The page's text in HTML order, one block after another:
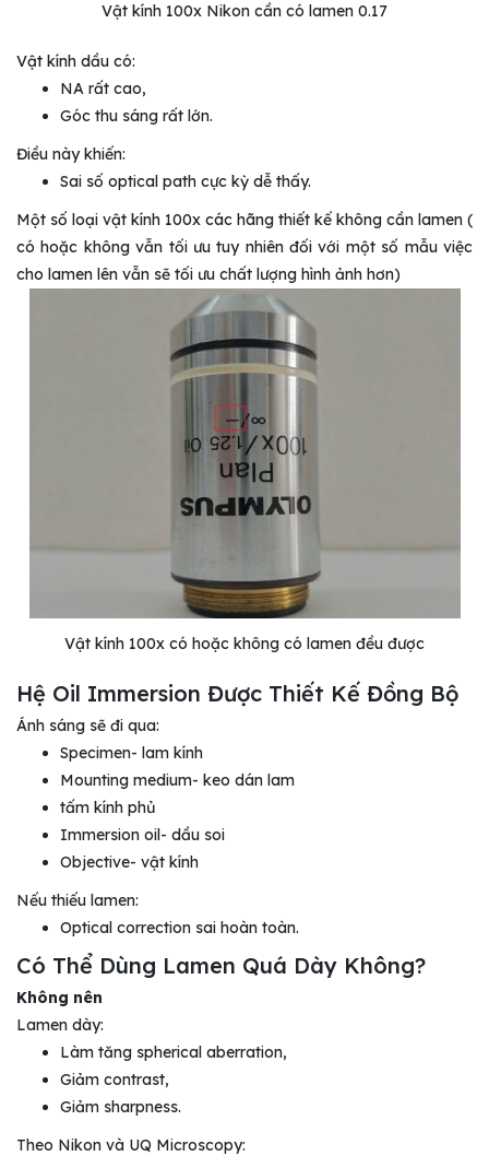
Vật kính 100x Nikon cần có lamen 0.17
Vật kính dầu có:
NA rất cao,
Góc thu sáng rất lớn.
Điều này khiến:
Sai số optical path cực kỳ dễ thấy.
Một số loại vật kính 100x các hãng thiết kế không cần lamen (
có hoặc không vẫn tối ưu tuy nhiên đối với một số mẫu việc
cho lamen lên vẫn sẽ tối ưu chất lượng hình ảnh hơn)
Vật kính 100x có hoặc không có lamen đều được
Hệ Oil Immersion Được Thiết Kế Đồng Bộ
Ánh sáng sẽ đi qua:
Specimen- lam kính
Mounting medium- keo dán lam
tấm kính phủ
Immersion oil- dầu soi
Objective- vật kính
Nếu thiếu lamen:
Optical correction sai hoàn toàn.
Có Thể Dùng Lamen Quá Dày Không?
Không nên
Lamen dày:
Làm tăng spherical aberration,
Giảm contrast,
Giảm sharpness.
Theo Nikon và UQ Microscopy: